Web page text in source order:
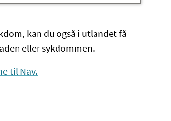
kan du også i utlandet få
eller sykdommen.
til Nav.